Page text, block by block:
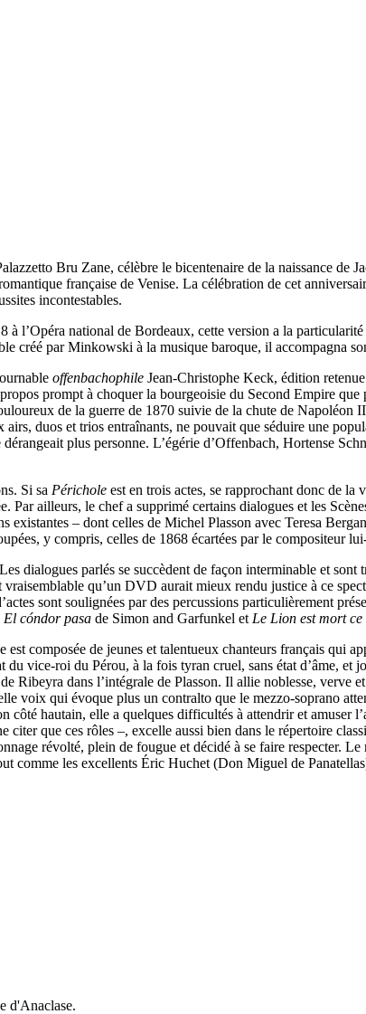
Bru Zane, célèbre le bicentenaire de la naissance de
française de Venise. La célébration de cet
incontestables.
l’Opéra national de Bordeaux, cette version a la
créé par Minkowski à la musique baroque, il accompagna
offenbachophile Jean-Christophe Keck, édition
prompt à choquer la bourgeoisie du Second Empire
de la guerre de 1870 suivie de la chute de
duos et trios entraînants, ne pouvait que séduire une
plus personne. L’égérie d’Offenbach, Hortense
Si sa Périchole est en trois actes, se rapprochant donc de la
Par ailleurs, le chef a supprimé certains dialogues et les
existantes – dont celles de Michel Plasson avec Teresa
y compris, celles de 1868 écartées par le compositeur
dialogues parlés se succèdent de façon interminable et
qu’un DVD aurait mieux rendu justice à ce
sont soulignées par des percussions particulièrement
El cóndor pasa de Simon and Garfunkel et Le Lion est mort ce
est composée de jeunes et talentueux chanteurs français
vice-roi du Pérou, à la fois tyran cruel, sans état d’âme, et
dans l’intégrale de Plasson. Il allie noblesse, verve
voix qui évoque plus un contralto que le mezzo-soprano
hautain, elle a quelques difficultés à attendrir et amuser
que ces rôles –, excelle aussi bien dans le répertoire
révolté, plein de fougue et décidé à se faire respecter.
comme les excellents Éric Huchet (Don Miguel de
d'Anaclase.